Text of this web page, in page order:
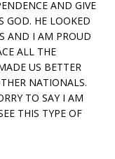
AND GIVE
GOD. HE LOOKED
AND I AM PROUD
ALL THE
US BETTER
NATIONALS.
TO SAY I AM
THIS TYPE OF